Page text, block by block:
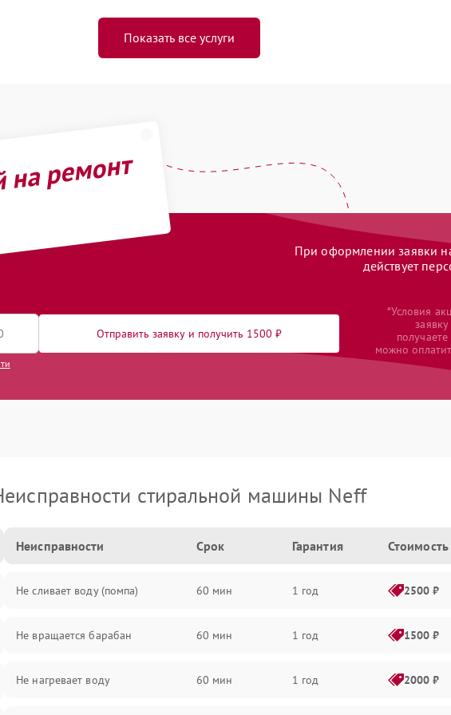
Показать все услуги
ремонт
При оформлении заявки
действует
Отправить заявку и получить 1500 ₽
*Условия
можно
стиральной машины Neff
Неисправности Срок Гарантия Стоимость
Не сливает воду (помпа) 60 мин 1 год 2500 ₽
Не вращается барабан 60 мин 1 год 1500 ₽
Не нагревает воду 60 мин 1 год 2000 ₽